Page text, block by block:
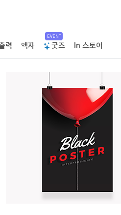
력 액자
EVENT
굿즈 In 스토어